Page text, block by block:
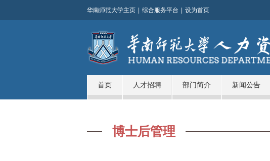
华南师范大学主页 综合服务平台 设为首页
首页 人才招聘 部门简介 新闻公告
博士后管理